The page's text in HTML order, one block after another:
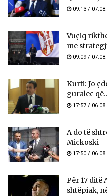
09:13 /
Vuçiq
me
09:09 /
Kurti: Jo
guralec
17:57 /
A do të
Mickoski
17:50 /
Për 17 ditë
shtëpiak,